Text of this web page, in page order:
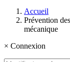
Accueil
Prévention
mécanique
× Connexion